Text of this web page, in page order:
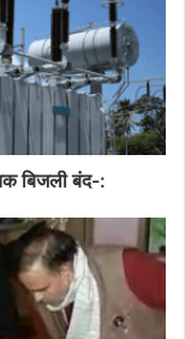
बिजली बंद-: